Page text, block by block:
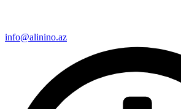
info@alinino.az